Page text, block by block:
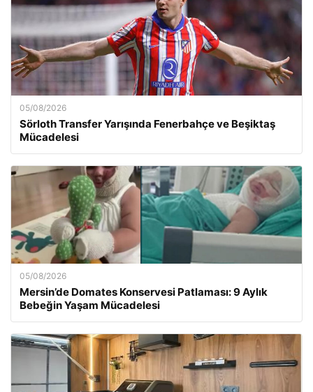
05/08/2026
Sörloth Transfer Yarışında Fenerbahçe ve Beşiktaş
Mücadelesi
05/08/2026
Mersin’de Domates Konservesi Patlaması: 9 Aylık
Bebeğin Yaşam Mücadelesi